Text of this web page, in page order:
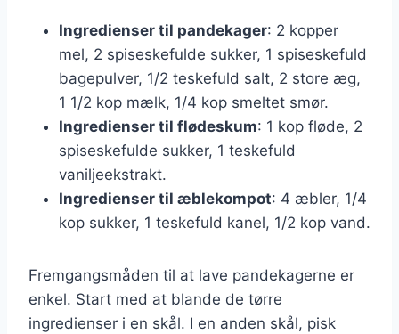
Ingredienser til pandekager: 2 kopper
mel, 2 spiseskefulde sukker, 1 spiseskefuld
bagepulver, 1/2 teskefuld salt, 2 store æg,
1 1/2 kop mælk, 1/4 kop smeltet smør.
Ingredienser til flødeskum: 1 kop fløde, 2
spiseskefulde sukker, 1 teskefuld
vaniljeekstrakt.
Ingredienser til æblekompot: 4 æbler, 1/4
kop sukker, 1 teskefuld kanel, 1/2 kop vand.
Fremgangsmåden til at lave pandekagerne er
enkel. Start med at blande de tørre
ingredienser i en skål. I en anden skål, pisk